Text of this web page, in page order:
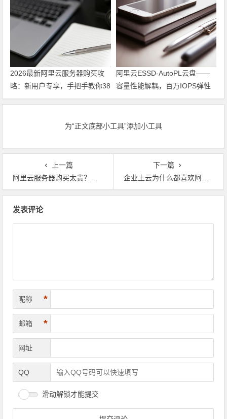
续。
2026最新阿里云服务器购买攻
略：新用户专享，手把手教你38
元/年起拿下ECS！
阿里云ESSD-AutoPL云盘——
容量性能解耦，百万IOPS弹性
可调，按需付费，是降本的最优
为“正文底部小工具”添加小工具
上一篇
阿里云服务器购买太贵？聪明的用户都是这样买的
下一篇
企业上云为什么都喜欢阿里云？
发表评论
昵称 *
邮箱 *
网址
QQ
滑动解锁才能提交